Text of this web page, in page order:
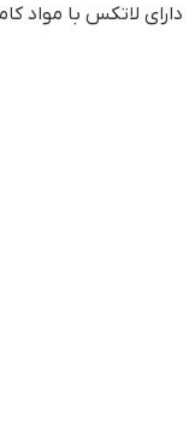
دارای لاتکس با مواد